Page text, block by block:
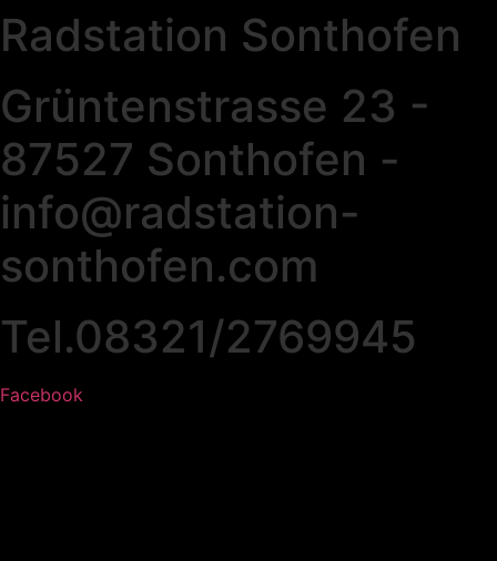
Radstation Sonthofen
Grüntenstrasse 23 -
87527 Sonthofen -
info@radstation-
sonthofen.com
Tel.08321/2769945
Facebook